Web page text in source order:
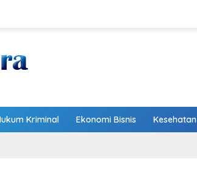
Kriminal Ekonomi Bisnis Kesehatan